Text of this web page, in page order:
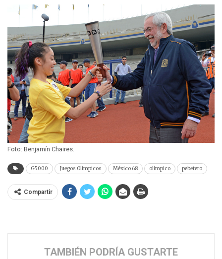
Foto: Benjamín Chaires.
G5000 Juegos Olímpicos México 68 olímpico pebetero
Compartir
TAMBIÉN PODRÍA GUSTARTE